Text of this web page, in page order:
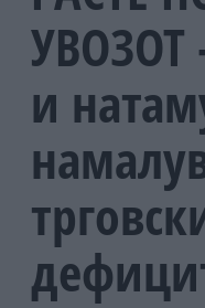
УВОЗОТ
и